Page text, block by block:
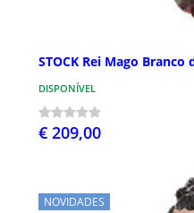
STOCK Rei Mago
DISPONÍVEL
€ 209,00
NOVIDADES